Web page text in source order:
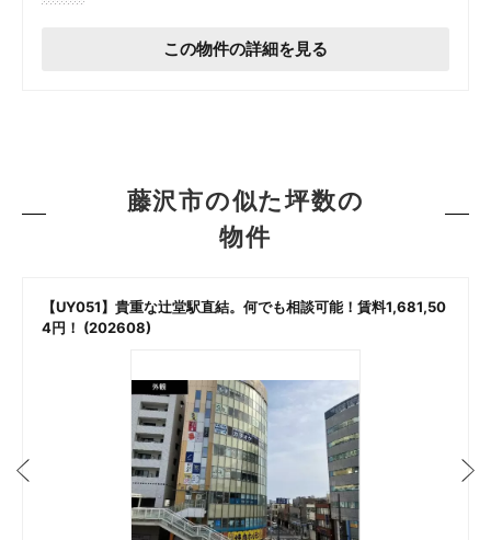
この物件の詳細を見る
藤沢市の似た坪数の
物件
【UY051】貴重な辻堂駅直結。何でも相談可能！賃料1,681,50
4円！ (202608)